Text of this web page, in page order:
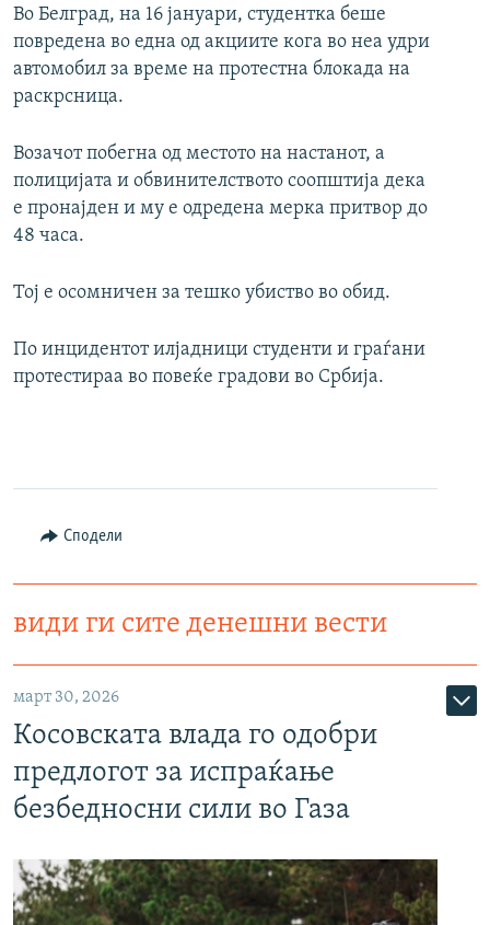
Во Белград, на 16 јануари, студентка беше
повредена во една од акциите кога во неа удри
автомобил за време на протестна блокада на
раскрсница.
Возачот побегна од местото на настанот, а
полицијата и обвинителството соопштија дека
е пронајден и му е одредена мерка притвор до
48 часа.
Тој е осомничен за тешко убиство во обид.
По инцидентот илјадници студенти и граѓани
протестираа во повеќе градови во Србија.
Сподели
види ги сите денешни вести
март 30, 2026
Косовската влада го одобри
предлогот за испраќање
безбедносни сили во Газа